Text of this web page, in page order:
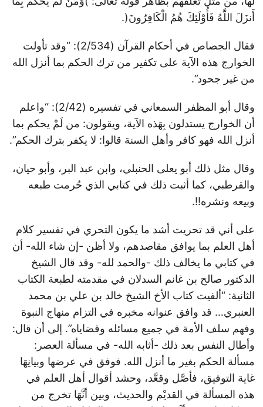
أَنزَلَ اللَّهُ فَأُوْلَئِكَ هُمُ الْكَافِرُونَ(.
فقال الجصاص في أحكام القرآن (2/534): “وقد تأولت
الخوارج هذه الآية على تكفير من ترك الحكم بما أنزل الله
من غير جحود”.
وقال أبو المظفر السمعاني في تفسيره (2/42): “واعلم
أن الخوارج يستدلون بِهَذه الآية، ويقولون: من لَمْ يحكم بما
أنزل الله فهو كافر وأهل السنة قالوا: لا يكفر بترك الحكم”.
وقال مثل ذلك أبو يعلى الحنبلي، وابن عبد البر، وأبو حيان،
والقرطبي، كما أثبت ذلك في كتابي الذي حُرمت طبعه
وبيعه ونشره!!.
على أني قد تحريت أشد ما يكون التحري في تفسير كلام
أهل العلم بما يوافق مقاصدهم، ولا أظن -إن شاء الله- أن
في كتابي ما يخالف ذلك -والحمد لله- وقد قال الشيخ
الدكتور صالح بن غانم السدلان في مقدمته لطبعة الكتاب
الثانية: “ألفيت كتاب الأخ الشيخ خالد بن علي بن محمد
العنبري… قد وافق عنوانه مخبره في التزام منهاج النبوة
وفهم سلف الأمة في جميع مسائله وقضاياه”. إلى أن قال:
وأطال النفس بعد ذلك -أثابه الله- في مسألة العصر:
مسألة الحكم بغير ما أنزل الله. فوفق في عرضها وبيانِهَا
غاية التوفيق، فأصَّل وقعَّد، وحشد أقوال أهل العلم في
هذه المسألة في القديْم والحديث، وبين أنَّهَا تخرج من